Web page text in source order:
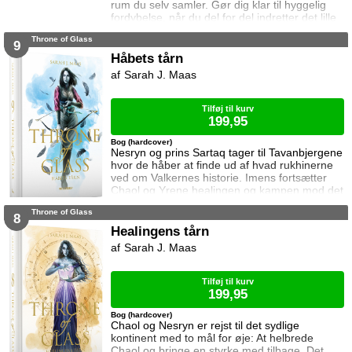
rum du selv samler. Gør dig klar til hyggelig
fordybelse, når du del for del indretter det lille
rum med de fineste detaljer. Med lukkede
og med det indbyggede lys, pynter den også i
charmerende bogdrage os på en læskende
9 Throne of Glass
Håbets tårn
Nesryn og prins Sartaq tager til Tavanbjergene
hvor de håber at finde ud af hvad rukhinerne
ved om Valkernes historie. Imens fortsætter
Chaol og Yrene healingen og kampen mod det
mystiske mørke som lurer inden i ham. Men
deres venner derhjemme.
Bog (hardcover)
Sarah J. Maas
Tilføj til kurv
199,95
8 Throne of Glass
Healingens tårn
Chaol og Nesryn er rejst til det sydlige
kontinent med to mål for øje: At helbrede
Bog (hardcover)
Sarah J. Maas
Tilføj til kurv
199,95